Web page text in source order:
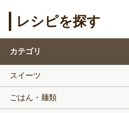
レシピを探す
カテゴリ
スイーツ
ごはん・麺類